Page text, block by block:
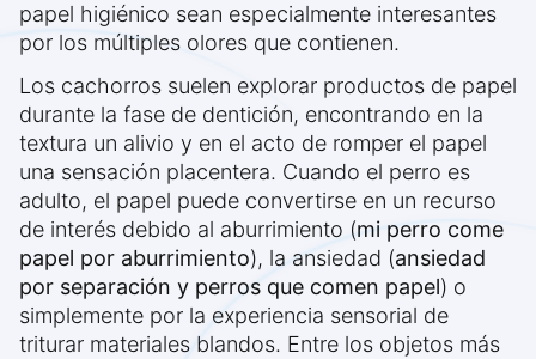
papel higiénico sean especialmente interesantes
por los múltiples olores que contienen.
Los cachorros suelen explorar productos de papel
durante la fase de dentición, encontrando en la
textura un alivio y en el acto de romper el papel
una sensación placentera. Cuando el perro es
adulto, el papel puede convertirse en un recurso
de interés debido al aburrimiento (mi perro come
papel por aburrimiento), la ansiedad (ansiedad
por separación y perros que comen papel) o
simplemente por la experiencia sensorial de
triturar materiales blandos. Entre los objetos más